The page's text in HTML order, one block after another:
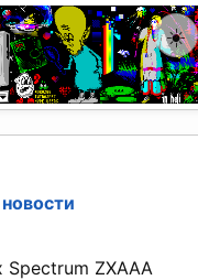
☀️
Spectrum ZXAAA